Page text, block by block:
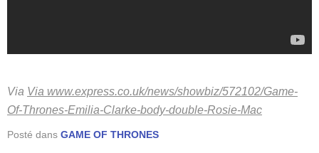
Via Via www.express.co.uk/news/showbiz/572102/Game-
Of-Thrones-Emilia-Clarke-body-double-Rosie-Mac
Posté dans GAME OF THRONES